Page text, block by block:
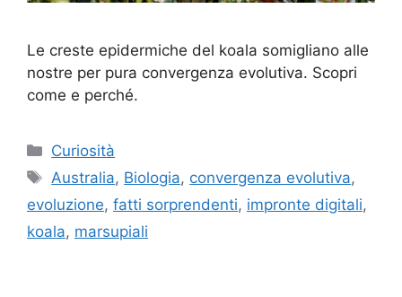
Le creste epidermiche del koala somigliano alle
nostre per pura convergenza evolutiva. Scopri
come e perché.
Categorie
Curiosità
Tag
Australia, Biologia, convergenza evolutiva,
evoluzione, fatti sorprendenti, impronte digitali,
koala, marsupiali